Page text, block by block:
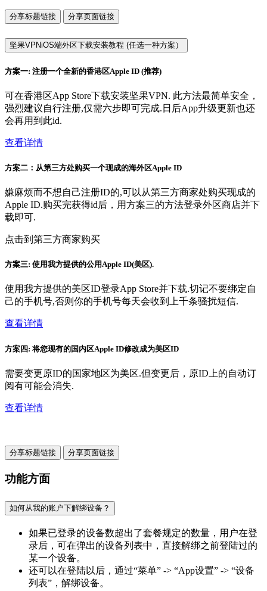
分享标题链接 分享页面链接
坚果VPNiOS端外区下载安装教程 (任选一种方案）
方案一: 注册一个全新的香港区Apple ID (推荐)
可在香港区App Store下载安装坚果VPN. 此方法最简单安全，
强烈建议自行注册,仅需六步即可完成.日后App升级更新也还
会再用到此id.
查看详情
方案二：从第三方处购买一个现成的海外区Apple ID
嫌麻烦而不想自己注册ID的,可以从第三方商家处购买现成的
Apple ID.购买完获得id后，用方案三的方法登录外区商店并下
载即可.
点击到第三方商家购买
方案三: 使用我方提供的公用Apple ID(美区).
使用我方提供的美区ID登录App Store并下载.切记不要绑定自
己的手机号,否则你的手机号每天会收到上千条骚扰短信.
查看详情
方案四: 将您现有的国内区Apple ID修改成为美区ID
需要变更原ID的国家地区为美区.但变更后，原ID上的自动订
阅有可能会消失.
查看详情
分享标题链接 分享页面链接
功能方面
如何从我的账户下解绑设备？
如果已登录的设备数超出了套餐规定的数量，用户在登
录后，可在弹出的设备列表中，直接解绑之前登陆过的
某一个设备。
还可以在登陆以后，通过“菜单” -> “App设置” -> “设备
列表”，解绑设备。